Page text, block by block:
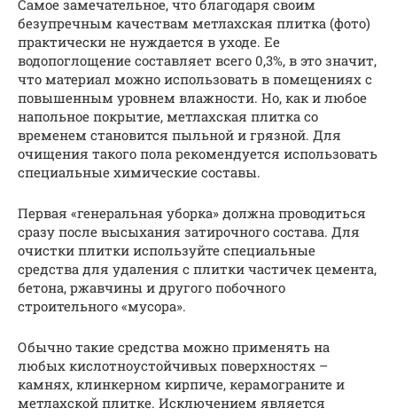
Самое замечательное, что благодаря своим
безупречным качествам метлахская плитка (фото)
практически не нуждается в уходе. Ее
водопоглощение составляет всего 0,3%, в это значит,
что материал можно использовать в помещениях с
повышенным уровнем влажности. Но, как и любое
напольное покрытие, метлахская плитка со
временем становится пыльной и грязной. Для
очищения такого пола рекомендуется использовать
специальные химические составы.
Первая «генеральная уборка» должна проводиться
сразу после высыхания затирочного состава. Для
очистки плитки используйте специальные
средства для удаления с плитки частичек цемента,
бетона, ржавчины и другого побочного
строительного «мусора».
Обычно такие средства можно применять на
любых кислотноустойчивых поверхностях –
камнях, клинкерном кирпиче, керамограните и
метлахской плитке. Исключением является